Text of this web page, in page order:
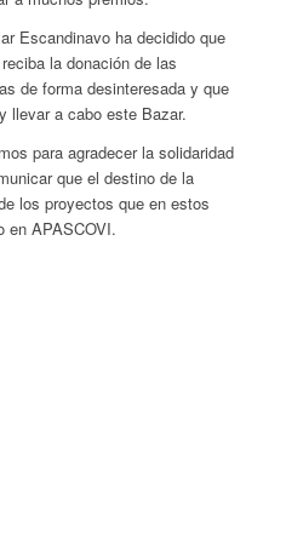
Escandinavo ha decidido que
la donación de las
de forma desinteresada y que
llevar a cabo este Bazar.
para agradecer la solidaridad
que el destino de la
los proyectos que en estos
en APASCOVI.